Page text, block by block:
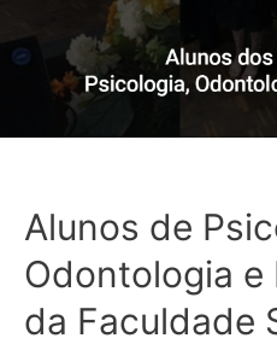
Alunos de
Odontologia e
da Faculdade